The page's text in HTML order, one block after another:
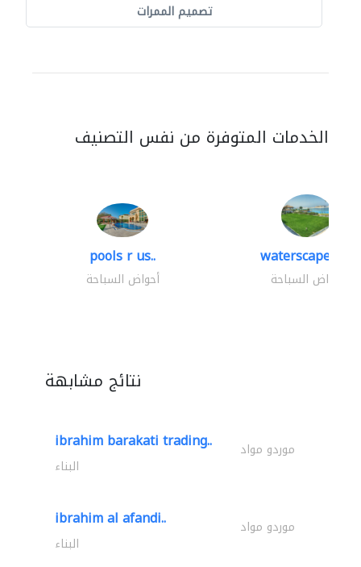
تصميم الممرات
الخدمات المتوفرة من نفس التصنيف
pools r us..
أحواض السباحة
waterscapes llc
أحواض السباحة
نتائج مشابهة
ibrahim barakati trading.. موردو مواد
البناء
ibrahim al afandi.. موردو مواد
البناء